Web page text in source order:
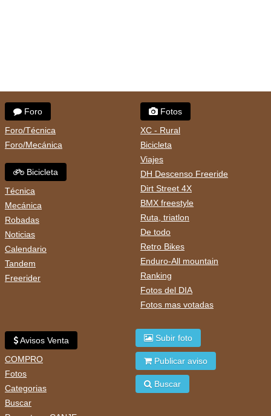
Foro
Foro/Técnica
Foro/Mecánica
Bicicleta
Técnica
Mecánica
Robadas
Noticias
Calendario
Tandem
Freerider
Fotos
XC - Rural
Bicicleta
Viajes
DH Descenso Freeride
Dirt Street 4X
BMX freestyle
Ruta, triatlon
De todo
Retro Bikes
Enduro-All mountain
Ranking
Fotos del DIA
Fotos mas votadas
Avisos Venta
COMPRO
Fotos
Categorias
Buscar
Subir foto
Publicar aviso
Buscar